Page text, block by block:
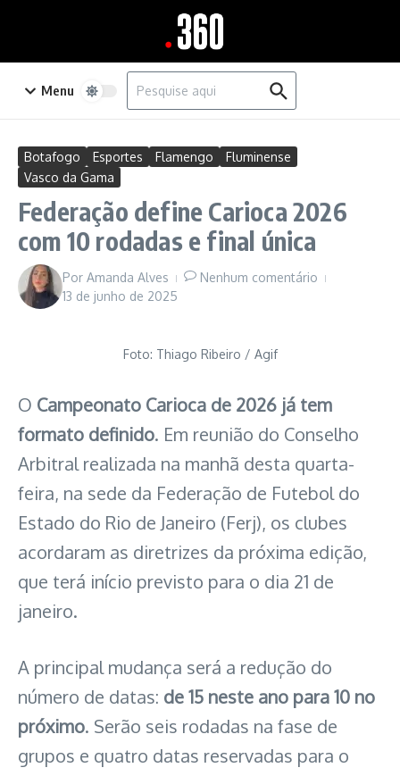
Menu
Procurar por:
Botafogo Esportes Flamengo
Fluminense
Vasco da Gama
Federação define Carioca 2026
com 10 rodadas e final única
Por Amanda Alves
Nenhum comentário
13 de junho de 2025
Foto: Thiago Ribeiro / Agif
O Campeonato Carioca de 2026 já tem
formato definido. Em reunião do Conselho
Arbitral realizada na manhã desta quarta-
feira, na sede da Federação de Futebol do
Estado do Rio de Janeiro (Ferj), os clubes
acordaram as diretrizes da próxima edição,
que terá início previsto para o dia 21 de
janeiro.
A principal mudança será a redução do
número de datas: de 15 neste ano para 10 no
próximo. Serão seis rodadas na fase de
grupos e quatro datas reservadas para o